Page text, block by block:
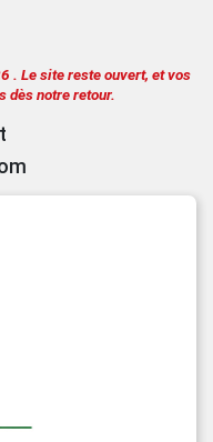
. Le site reste ouvert, et vos
dès notre retour.